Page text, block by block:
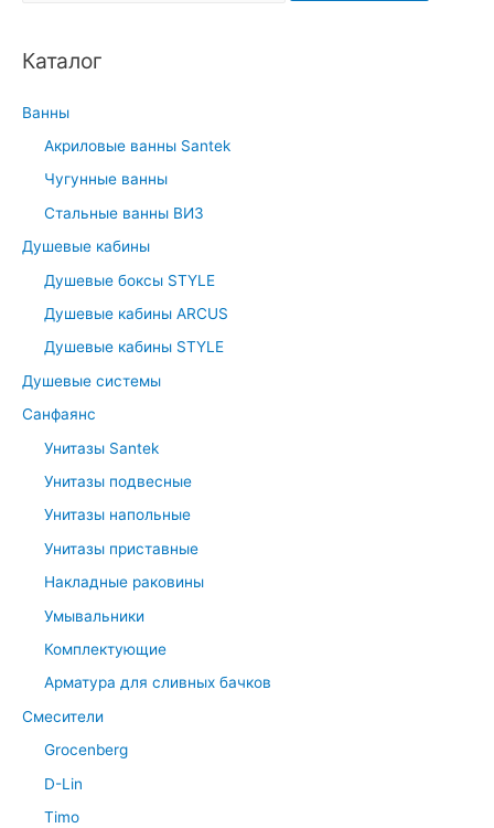
r
h
:
Каталог
Ванны
Акриловые ванны Santek
Чугунные ванны
Стальные ванны ВИЗ
Душевые кабины
Душевые боксы STYLE
Душевые кабины ARCUS
Душевые кабины STYLE
Душевые системы
Санфаянс
Унитазы Santek
Унитазы подвесные
Унитазы напольные
Унитазы приставные
Накладные раковины
Умывальники
Комплектующие
Арматура для сливных бачков
Смесители
Grocenberg
D-Lin
Timo